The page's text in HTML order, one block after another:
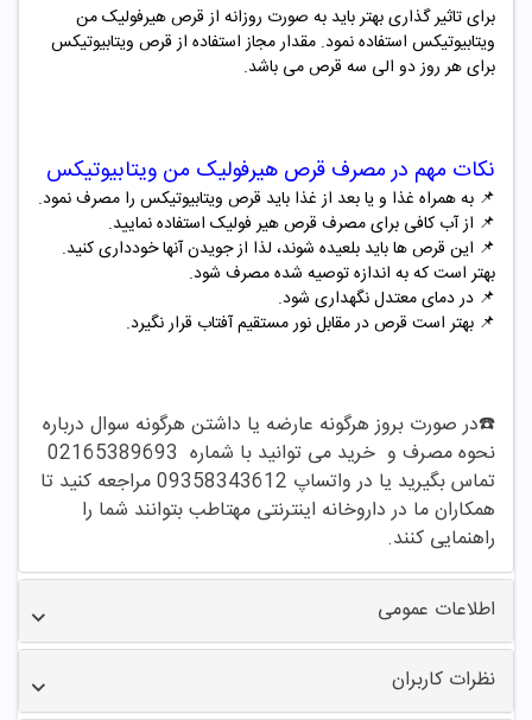
برای تاثیر گذاری بهتر باید به صورت روزانه از قرص هیرفولیک من
ویتابیوتیکس استفاده نمود. مقدار مجاز استفاده از قرص ویتابیوتیکس
برای هر روز دو الی سه قرص می باشد.
نکات مهم در مصرف قرص هیرفولیک من ویتابیوتیکس
📌 به همراه غذا و یا بعد از غذا باید قرص ویتابیوتیکس را مصرف نمود.
📌 از آب کافی برای مصرف قرص هیر فولیک استفاده نمایید.
📌 این قرص ها باید بلعیده شوند، لذا از جویدن آنها خودداری کنید.
بهتر است که به اندازه توصیه شده مصرف شود.
📌 در دمای معتدل نگهداری شود.
📌 بهتر است قرص در مقابل نور مستقیم آفتاب قرار نگیرد.
☎️در صورت بروز هرگونه عارضه یا داشتن هرگونه سوال درباره
نحوه مصرف و خرید می توانید با شماره 02165389693
تماس بگیرید یا در واتساپ 09358343612 مراجعه کنید تا
همکاران ما در داروخانه اینترنتی مهتاطب بتوانند شما را
راهنمایی کنند.
اطلاعات عمومی
نظرات کاربران